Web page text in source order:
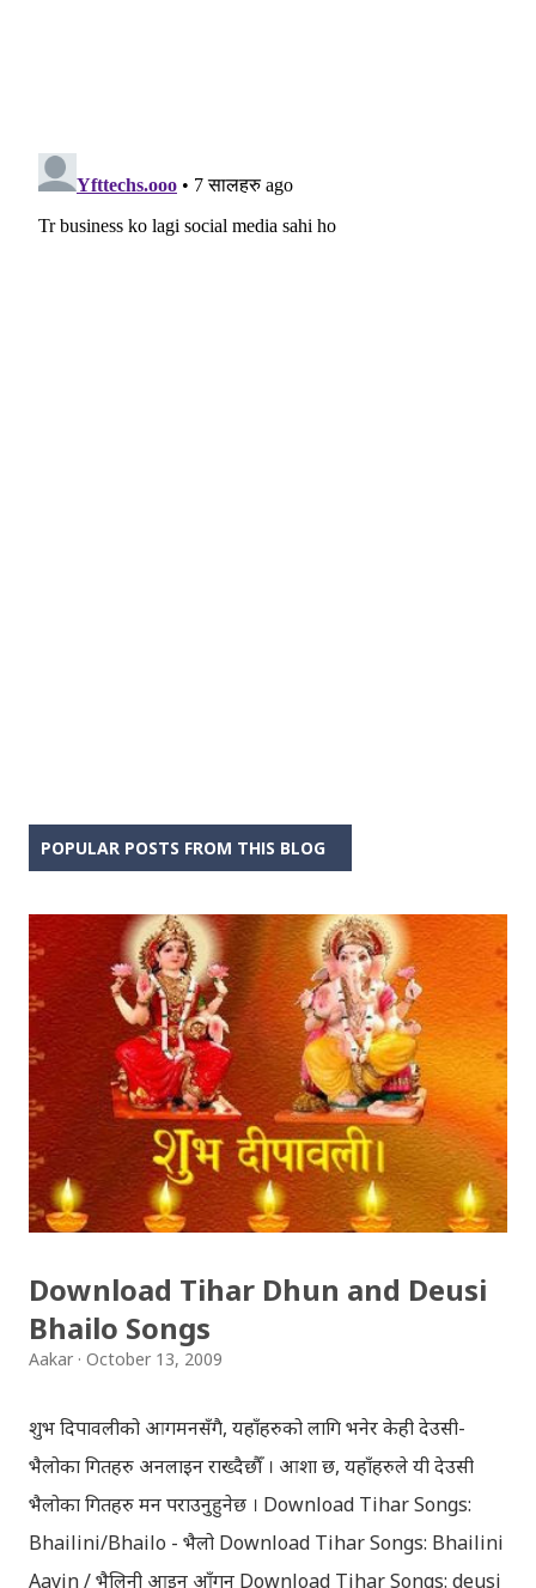
POPULAR POSTS FROM THIS BLOG
Download Tihar Dhun and Deusi
Bhailo Songs
Aakar October 13, 2009
शुभ दिपावलीको आगमनसँगै, यहाँहरुको लागि भनेर केही देउसी-
भैलोका गितहरु अनलाइन राख्दैछौँ । आशा छ, यहाँहरुले यी देउसी
भैलोका गितहरु मन पराउनुहुनेछ । Download Tihar Songs:
Bhailini/Bhailo - भैलो Download Tihar Songs: Bhailini
Aayin / भैलिनी आइन आँगन Download Tihar Songs: deusi